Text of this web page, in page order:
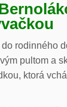
rodinného
pultom a
ktorá